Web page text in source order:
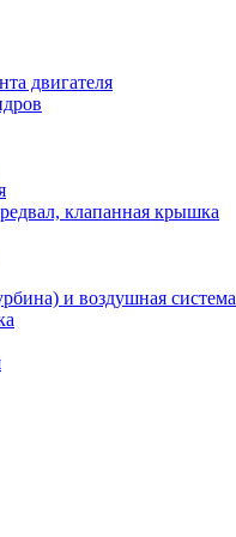
двигателя
клапанная крышка
и воздушная система